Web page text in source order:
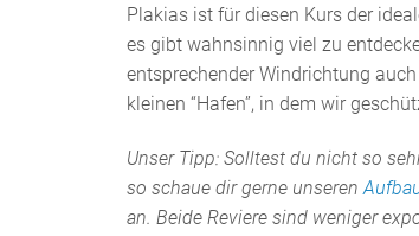
Plakias ist für diesen Kurs der
es gibt wahnsinnig viel zu
entsprechender Windrichtung
kleinen “Hafen”, in dem wir
Unser Tipp: Solltest du nicht so
so schaue dir gerne unseren
an. Beide Reviere sind weniger